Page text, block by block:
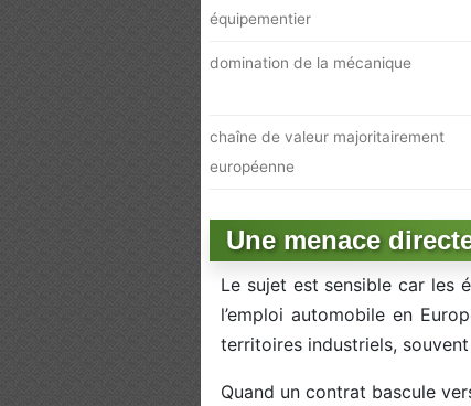
équipementier
domination de la mécanique
chaîne de valeur majoritairement
européenne
Une menace
Le sujet est sensible car les
l’emploi automobile en
territoires industriels,
Quand un contrat bascule